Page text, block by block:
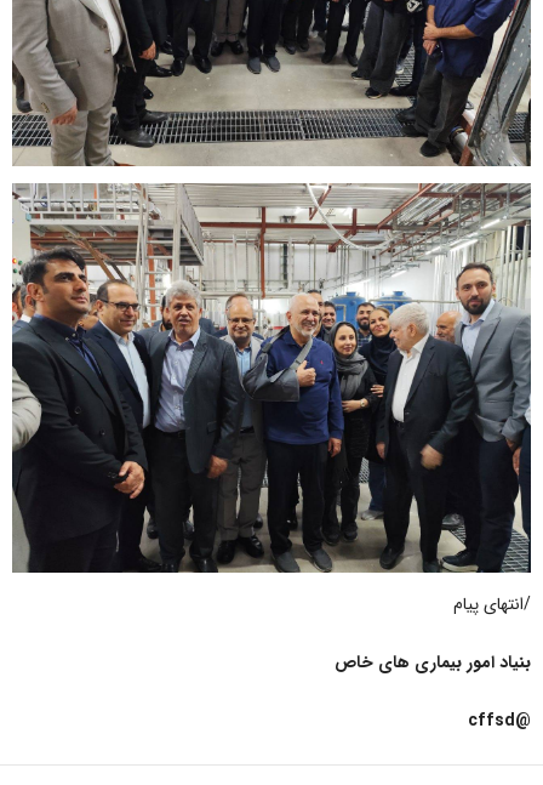
/انتهای پیام
بنیاد امور بیماری های خاص
@cffsd